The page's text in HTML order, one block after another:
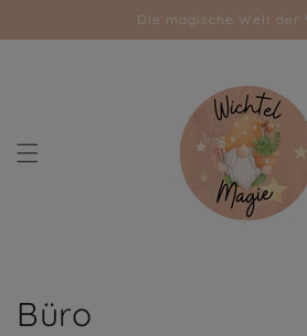
Inhalt
Die magische Welt der
K
Büro